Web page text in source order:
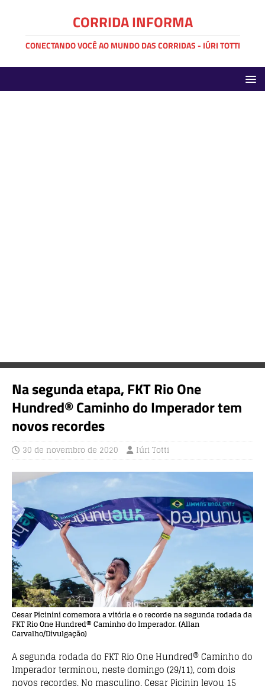
CORRIDA INFORMA
CONECTANDO VOCÊ AO MUNDO DAS CORRIDAS - IÚRI TOTTI
Na segunda etapa, FKT Rio One
Hundred® Caminho do Imperador tem
novos recordes
30 de novembro de 2020 Iúri Totti
Cesar Picinini comemora a vitória e o recorde na segunda rodada da
FKT Rio One Hundred® Caminho do Imperador. (Allan
Carvalho/Divulgação)
A segunda rodada do FKT Rio One Hundred® Caminho do
Imperador terminou, neste domingo (29/11), com dois
novos recordes. No masculino, Cesar Picinin levou 15